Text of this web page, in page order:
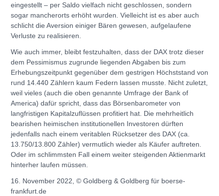
eingestellt – per Saldo vielfach nicht geschlossen, sondern
sogar mancherorts erhöht wurden. Vielleicht ist es aber auch
schlicht die Aversion einiger Bären gewesen, aufgelaufene
Verluste zu realisieren.
Wie auch immer, bleibt festzuhalten, dass der DAX trotz dieser
dem Pessimismus zugrunde liegenden Abgaben bis zum
Erhebungszeitpunkt gegenüber dem gestrigen Höchststand von
rund 14.440 Zählern kaum Federn lassen musste. Nicht zuletzt,
weil vieles (auch die oben genannte Umfrage der Bank of
America) dafür spricht, dass das Börsenbarometer von
langfristigen Kapitalzuflüssen profitiert hat. Die mehrheitlich
bearishen heimischen institutionellen Investoren dürften
jedenfalls nach einem veritablen Rücksetzer des DAX (ca.
13.750/13.800 Zähler) vermutlich wieder als Käufer auftreten.
Oder im schlimmsten Fall einem weiter steigenden Aktienmarkt
hinterher laufen müssen.
16. November 2022, © Goldberg & Goldberg für boerse-
frankfurt.de